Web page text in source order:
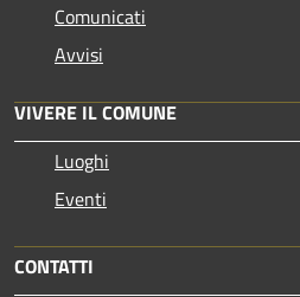
Comunicati
Avvisi
VIVERE IL COMUNE
Luoghi
Eventi
CONTATTI